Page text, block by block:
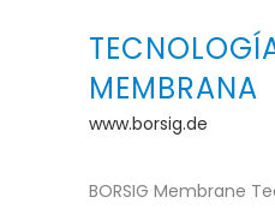
MEMBRANA
www.borsig.de
BORSIG Membrane